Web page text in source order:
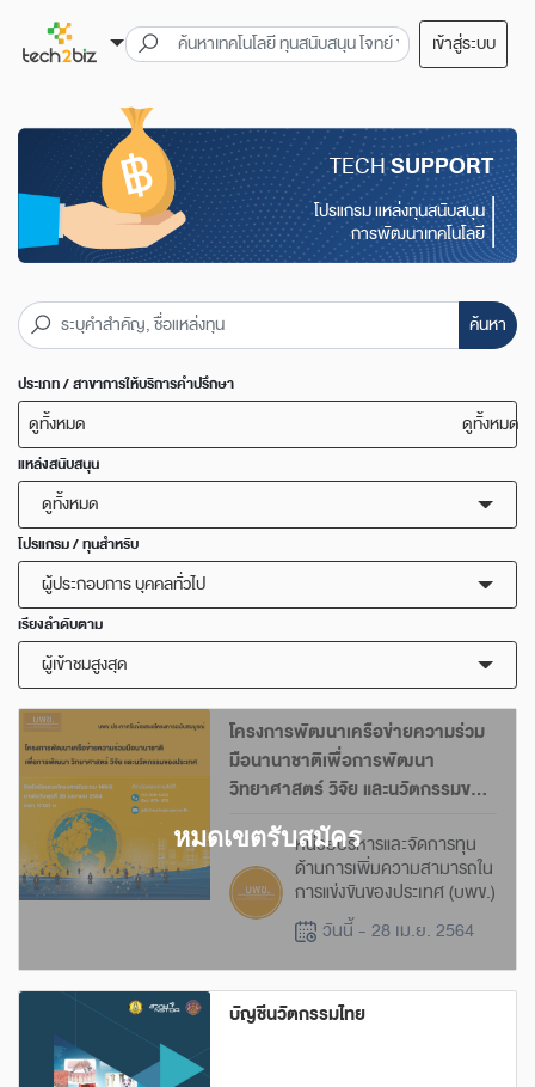
เข้าสู่ระบบ
TECHSUPPORT
โปรแกรม แหล่งทุนสนับสนุน
การพัฒนาเทคโนโลยี
ค้นหา
ประเภท / สาขาการให้บริการคำปรึกษา
ดูทั้งหมด ดูทั้งหมด
แหล่งสนับสนุน
ดูทั้งหมด
โปรแกรม / ทุนสำหรับ
ผู้ประกอบการ บุคคลทั่วไป
เรียงลำดับตาม
ผู้เข้าชมสูงสุด
โครงการพัฒนาเครือข่ายความร่วม
มือนานาชาติเพื่อการพัฒนา
วิทยาศาสตร์ วิจัย และนวัตกรรมของ
ประเทศ (Global Partnership)
หน่วยบริหารและจัดการทุน
ด้านการเพิ่มความสามารถใน
การแข่งขันของประเทศ (บพข.)
วันนี้ - 28 เม.ย. 2564
บัญชีนวัตกรรมไทย